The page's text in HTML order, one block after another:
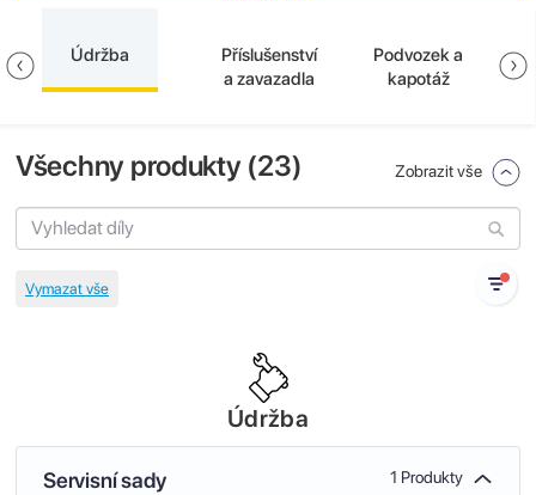
Údržba
Příslušenství
a zavazadla
Podvozek a
kapotáž
Všechny produkty (23) Zobrazit vše
Údržba
Servisní sady 1 Produkty